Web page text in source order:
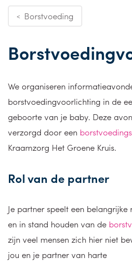
< Borstvoeding
We organiseren
borstvoedingvoorlichting in de
geboorte van je baby. Deze
verzorgd door een
Kraamzorg Het Groene Kruis.
Rol van de partner
Je partner speelt een
en in stand houden van de
zijn veel mensen zich hier niet
jou en je partner van harte